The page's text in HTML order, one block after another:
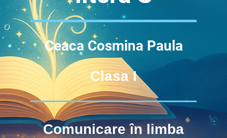
Ceaca Cosmina Paula
Clasa I
Comunicare în limba